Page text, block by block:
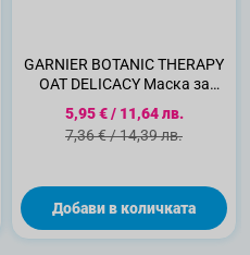
GARNIER BOTANIC THERAPY
OAT DELICACY Маска за
нежна коса и скалп, 340мл
Специална цена
5,95 €/ 11,64 лв.
Стандартна цена
7,36 €/14,39 лв.
Добави в количката